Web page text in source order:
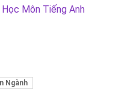
Học Môn Tiếng Anh
Ngành